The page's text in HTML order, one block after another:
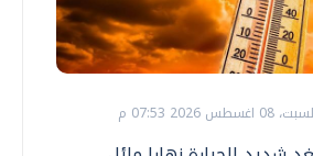
08 اغسطس 2026 07:53 م